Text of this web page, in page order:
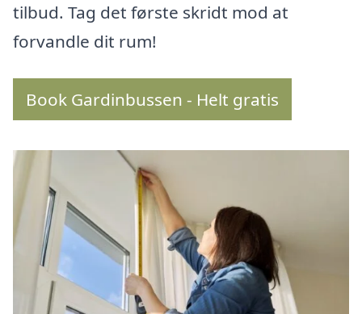
tilbud. Tag det første skridt mod at
forvandle dit rum!
Book Gardinbussen - Helt gratis